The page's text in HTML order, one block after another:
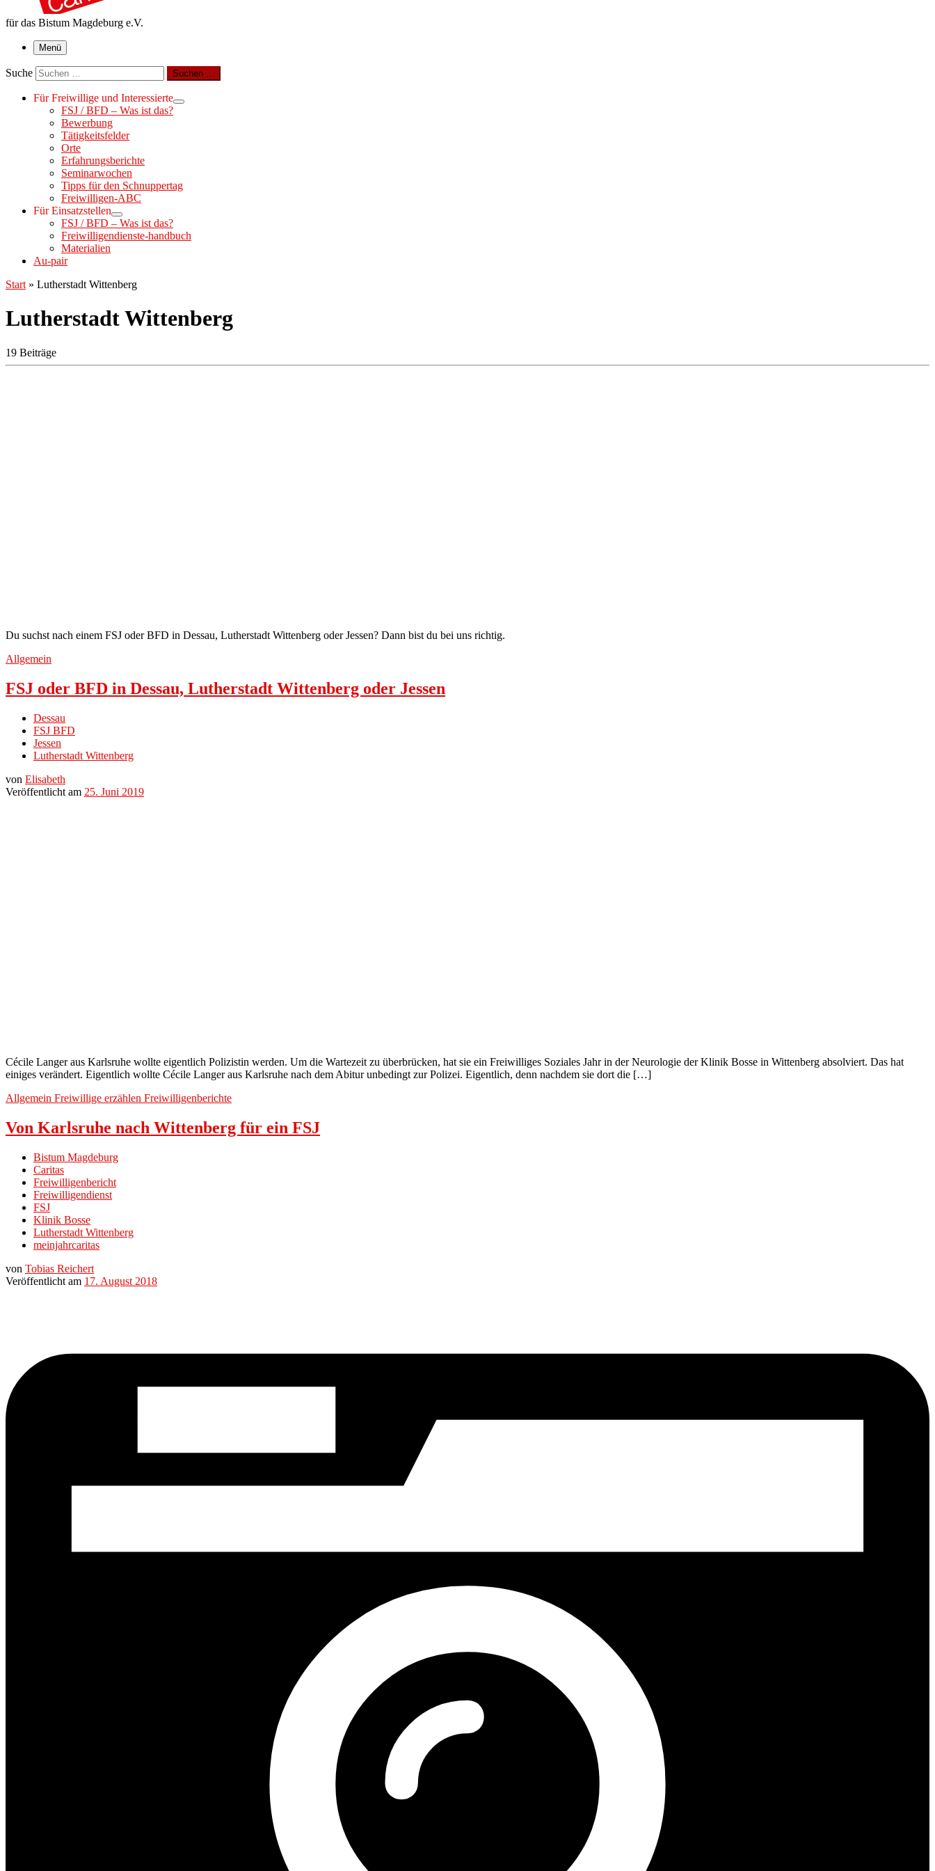
für das Bistum Magdeburg e.V.
Menü
Suche Suchen …
Für Freiwillige und Interessierte
FSJ / BFD – Was ist das?
Bewerbung
Tätigkeitsfelder
Orte
Erfahrungsberichte
Seminarwochen
Tipps für den Schnuppertag
Freiwilligen-ABC
Für Einsatzstellen
FSJ / BFD – Was ist das?
Freiwilligendienste-handbuch
Materialien
Au-pair
Start » Lutherstadt Wittenberg
Lutherstadt Wittenberg
19 Beiträge
Du suchst nach einem FSJ oder BFD in Dessau, Lutherstadt Wittenberg oder Jessen? Dann bist du bei uns richtig.
Allgemein
FSJ oder BFD in Dessau, Lutherstadt Wittenberg oder Jessen
Dessau
FSJ BFD
Jessen
Lutherstadt Wittenberg
von Elisabeth
Veröffentlicht am 25. Juni 2019
Cécile Langer aus Karlsruhe wollte eigentlich Polizistin werden. Um die Wartezeit zu überbrücken, hat sie ein Freiwilliges Soziales Jahr in der Neurologie der Klinik Bosse in Wittenberg absolviert. Das hat
einiges verändert. Eigentlich wollte Cécile Langer aus Karlsruhe nach dem Abitur unbedingt zur Polizei. Eigentlich, denn nachdem sie dort die […]
Allgemein Freiwillige erzählen Freiwilligenberichte
Von Karlsruhe nach Wittenberg für ein FSJ
Bistum Magdeburg
Caritas
Freiwilligenbericht
Freiwilligendienst
FSJ
Klinik Bosse
Lutherstadt Wittenberg
meinjahrcaritas
von Tobias Reichert
Veröffentlicht am 17. August 2018